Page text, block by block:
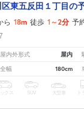
東五反田１丁目の
ら 18m 徒歩 1～2分 予
屋内外形式 屋内
全幅 180cm
クス SUV 大型車 ト